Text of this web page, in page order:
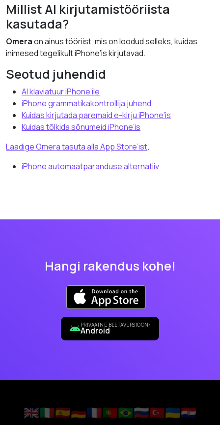
Millist AI kirjutamistööriista
kasutada?
Omeraon ainus tööriist, mis on loodud selleks, kuidas
inimesed tegelikult iPhone’is kirjutavad.
Seotud juhendid
AI klaviatuur iPhone’ile
iPhone grammatikakontrollija juhend
Kuidas kirjutada paremaid e-kirju iPhone’is
Kuidas tõlkida sõnumeid iPhone’is
Laadige Omera tasuta alla App Store’ist.
iPhone automaatparanduse alternatiiv
Hangi rakendus kohe!
PRIVAATNE BEETAVERSIOON:
Android
🇬🇧🇮🇹🇪🇸🇩🇪🇫🇷🇵🇹🇧🇷🇷🇺🇹🇷🇺🇦🇭🇷